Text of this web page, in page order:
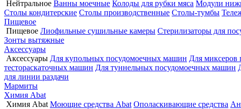
Нейтральное Ванны моечные Колоды для рубки мяса Модули
Столы кондитерские Столы производственные Столы-тумбы
Пищевое
Пищевое Лиофильные сушильные камеры Стерилизаторы для
Зонты вытяжные
Аксессуары
Аксессуары Для купольных посудомоечных машин Для миксеров
тестораскаточных машин Для туннельных посудомоечных машин
для линии раздачи
Мармиты
Химия Abat
Химия Abat Моющие средства Abat Ополаскивающие средства